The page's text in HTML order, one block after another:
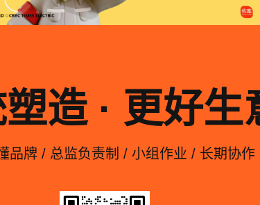
造 · 更好生
品牌 / 总监负责制 / 小组作业 / 长期协作